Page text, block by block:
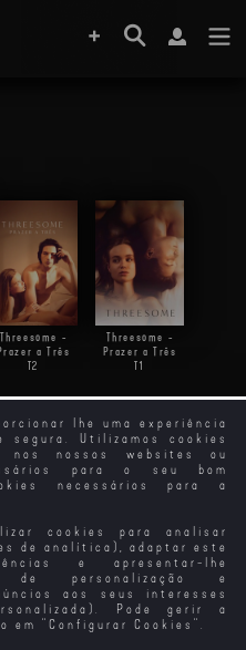
lhe uma experiência
segura. Utilizamos cookies
nos nossos websites ou
para o seu bom
necessários para a
cookies para analisar
de analítica), adaptar este
e apresentar-lhe
de personalização e
aos seus interesses
Pode gerir a
em " Configurar Cookies ".
Threesome -
a Três
T2
Threesome -
Prazer a Três
T1